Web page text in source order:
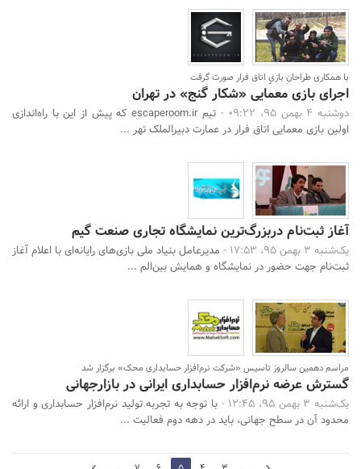
با همکاری طراحانِ بازیِِِ اتاق فرار صورت گرفت
اجرای بازی معمایی «شکار گنج» در تهران
دوشنبه 4 بهمن 95، 09:22 -
تیم escaperoom.ir که پیش از این با راه‌اندازی
اولین بازی معمایی اتاق فرار در عمارت دبیرالملک تهر ...
آغاز ثبت‌نام دربزرگ‌ترین نمایشگاه تجاری صنعت گیم
یک‌شنبه 3 بهمن 95، 17:53 -
مدیرعامل بنیاد ملی بازی‌های رایانه‌ای با اعلام آغاز
ثبت‌نام جهت حضور در نمایشگاه و همایش بین‌الم ...
مراسم دهمین سالروز تاسیس «شرکت نرم‌افزار حسابداری محک» برگزار شد
گسترش عرضه نرم‌افزار حسابداری ایرانی در بازارجهانی
یک‌شنبه 3 بهمن 95، 12:45 -
با توجه به تجربه تولید نرم‌افزار حسابداری و ارائه
محدود آن در سطح جهانی، باید در دهه دوم فعالیت‌ ...